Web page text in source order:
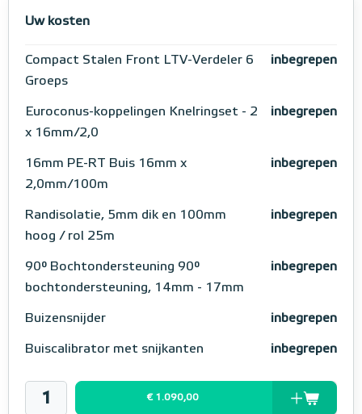
Uw kosten
Compact Stalen Front LTV-Verdeler 6
Groeps
inbegrepen
Euroconus-koppelingen Knelringset - 2
x 16mm/2,0
inbegrepen
16mm PE-RT Buis 16mm x
2,0mm/100m
inbegrepen
Randisolatie, 5mm dik en 100mm
hoog / rol 25m
inbegrepen
90° Bochtondersteuning 90°
bochtondersteuning, 14mm - 17mm
inbegrepen
Buizensnijder inbegrepen
Buiscalibrator met snijkanten inbegrepen
€ 1.090,00